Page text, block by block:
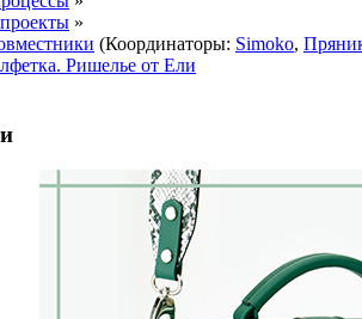
»
(Координаторы: Simoko,
Ришелье от Ели